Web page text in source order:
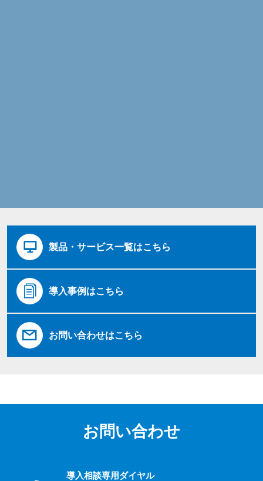
製品・サービス一覧はこちら
導入事例はこちら
お問い合わせはこちら
お問い合わせ
導入相談専用ダイヤル